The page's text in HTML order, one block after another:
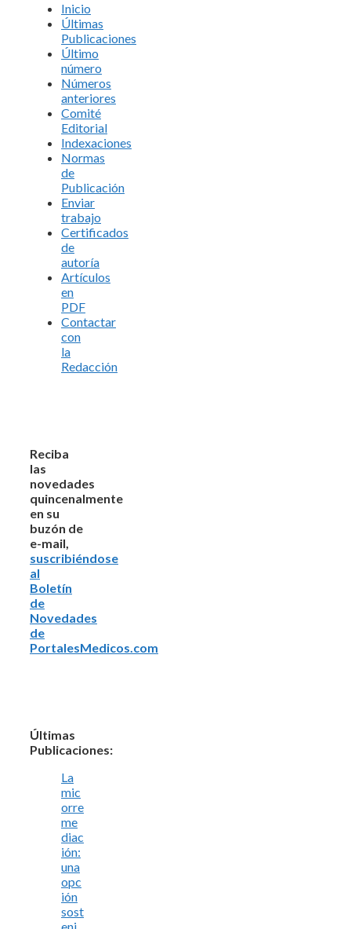
Inicio
Últimas
Publicaciones
Último
número
Números
anteriores
Comité
Editorial
Indexaciones
Normas
de
Publicación
Enviar
trabajo
Certificados
de
autoría
Artículos
en
PDF
Contactar
con
la
Redacción
Reciba
las
novedades
quincenalmente
en su
buzón de
e-mail,
suscribiéndose
al
Boletín
de
Novedades
de
PortalesMedicos.com
Últimas
Publicaciones:
La
mic
orre
me
diac
ión:
una
opc
ión
sost